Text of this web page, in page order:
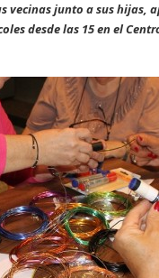
vecinas junto a sus hijas,
desde las 15 en el